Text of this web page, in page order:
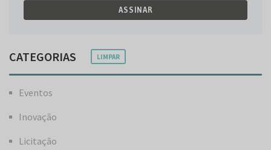
ASSINAR
CATEGORIAS LIMPAR
Eventos
Inovação
Licitação